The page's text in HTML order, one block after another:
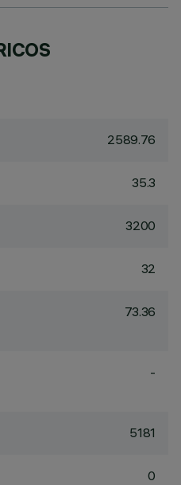
2589.76
35.3
3200
32
73.36
-
5181
0